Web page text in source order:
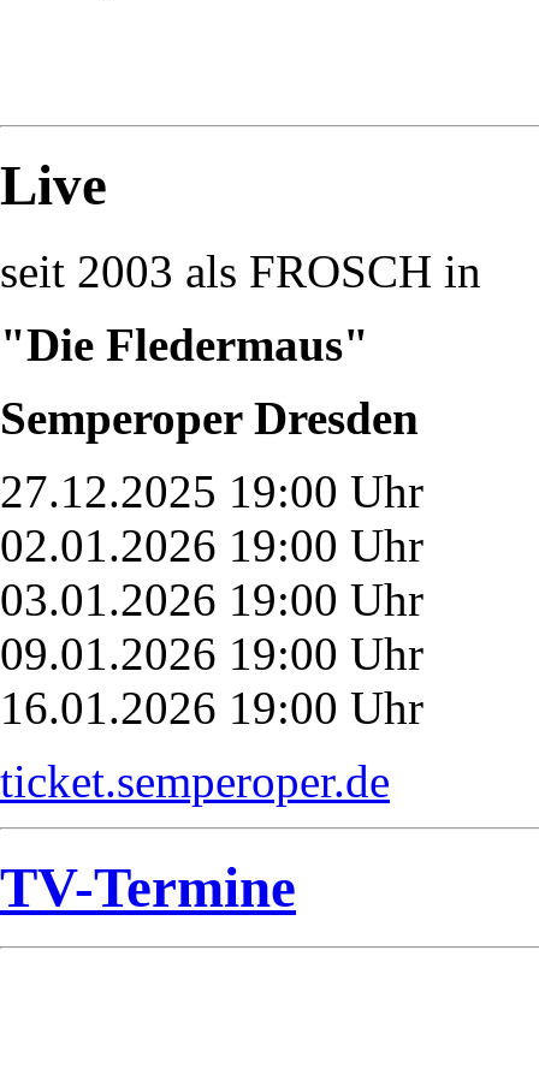
Live
seit 2003 als FROSCH in
"Die Fledermaus"
Semperoper Dresden
27.12.2025 19:00 Uhr
02.01.2026 19:00 Uhr
03.01.2026 19:00 Uhr
09.01.2026 19:00 Uhr
16.01.2026 19:00 Uhr
ticket.semperoper.de
TV-Termine